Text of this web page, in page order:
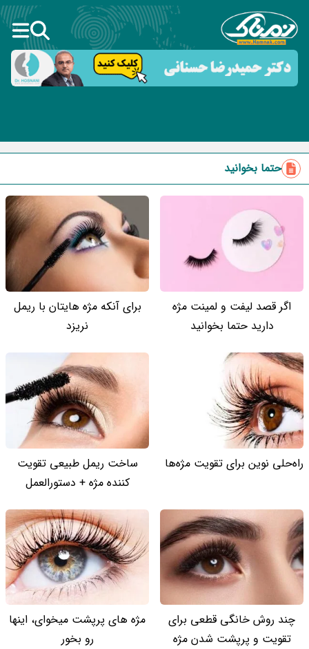
حتما بخوانید
اگر قصد لیفت و لمینت مژه
دارید حتما بخوانید
برای آنکه مژه هایتان با ریمل
نریزد
راه‌حلی نوین برای تقویت مژه‌ها
ساخت ریمل طبیعی تقویت
کننده مژه + دستورالعمل
چند روش خانگی قطعی برای
تقویت و پرپشت شدن مژه
مژه های پرپشت میخوای، اینها
رو بخور